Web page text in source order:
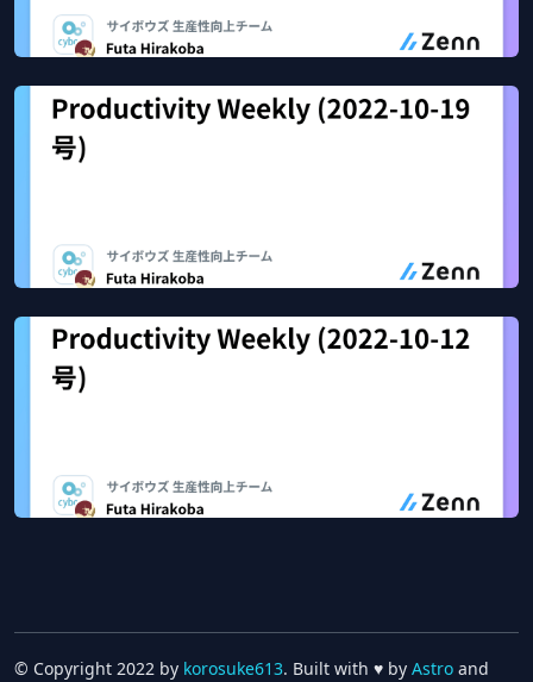
Nov 9, 2022 42 views
Zenn
Oct 31, 2022 58 views
Zenn
© Copyright 2022 by korosuke613. Built with ♥ by Astro and